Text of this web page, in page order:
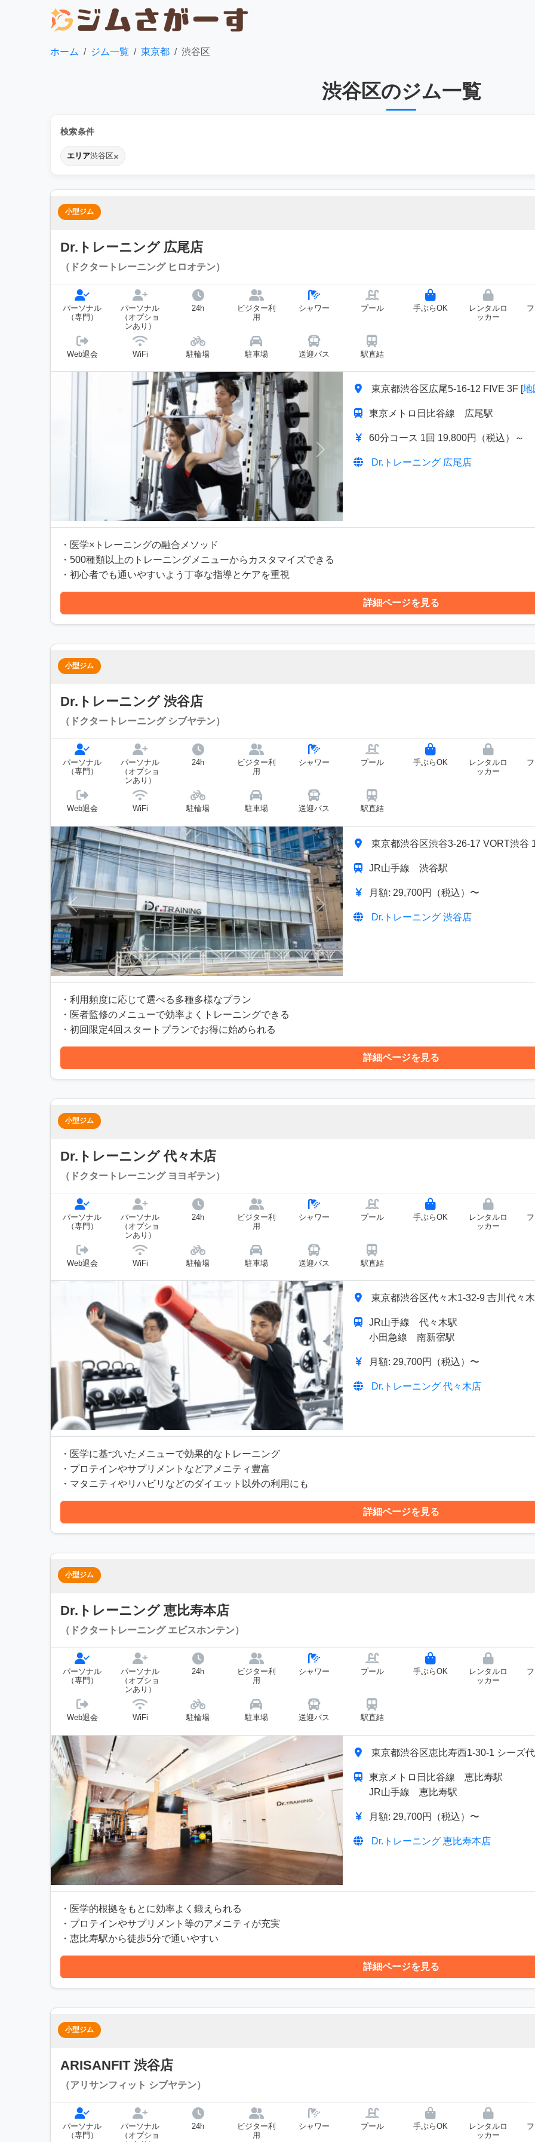
ホーム ジム一覧 東京都 渋谷区
渋谷区のジム一覧
検索条件
エリア渋谷区×
小型ジム
Dr.トレーニング 広尾店
（ドクタートレーニング ヒロオテン）
パーソナル
（専門）
パーソナル
（オプショ
ンあり）
24h
ビジター利
用
シャワー プール 手ぶらOK
レンタルロ
ッカー
Web退会 WiFi 駐輪場 駐車場 送迎バス 駅直結
前へ 次へ
東京都渋谷区広尾5-16-12 FIVE 3F [地
東京メトロ日比谷線 広尾駅
60分コース 1回 19,800円（税込）～
Dr.トレーニング 広尾店
・医学×トレーニングの融合メソッド
・500種類以上のトレーニングメニューからカスタマイズできる
・初心者でも通いやすいよう丁寧な指導とケアを重視
詳細ページを見る
小型ジム
Dr.トレーニング 渋谷店
（ドクタートレーニング シブヤテン）
パーソナル
（専門）
パーソナル
（オプショ
ンあり）
24h
ビジター利
用
シャワー プール 手ぶらOK
レンタルロ
ッカー
Web退会 WiFi 駐輪場 駐車場 送迎バス 駅直結
前へ 次へ
東京都渋谷区渋谷3-26-17 VORT渋谷
JR山手線 渋谷駅
月額: 29,700円（税込）〜
Dr.トレーニング 渋谷店
・利用頻度に応じて選べる多種多様なプラン
・医者監修のメニューで効率よくトレーニングできる
・初回限定4回スタートプランでお得に始められる
詳細ページを見る
小型ジム
Dr.トレーニング 代々木店
（ドクタートレーニング ヨヨギテン）
パーソナル
（専門）
パーソナル
（オプショ
ンあり）
24h
ビジター利
用
シャワー プール 手ぶらOK
レンタルロ
ッカー
Web退会 WiFi 駐輪場 駐車場 送迎バス 駅直結
前へ 次へ
東京都渋谷区代々木1-32-9 吉川代々
JR山手線 代々木駅
小田急線 南新宿駅
月額: 29,700円（税込）〜
Dr.トレーニング 代々木店
・医学に基づいたメニューで効果的なトレーニング
・プロテインやサプリメントなどアメニティ豊富
・マタニティやリハビリなどのダイエット以外の利用にも
詳細ページを見る
小型ジム
Dr.トレーニング 恵比寿本店
（ドクタートレーニング エビスホンテン）
パーソナル
（専門）
パーソナル
（オプショ
ンあり）
24h
ビジター利
用
シャワー プール 手ぶらOK
レンタルロ
ッカー
Web退会 WiFi 駐輪場 駐車場 送迎バス 駅直結
前へ 次へ
東京都渋谷区恵比寿西1-30-1 シーズ
東京メトロ日比谷線 恵比寿駅
JR山手線 恵比寿駅
月額: 29,700円（税込）〜
Dr.トレーニング 恵比寿本店
・医学的根拠をもとに効率よく鍛えられる
・プロテインやサプリメント等のアメニティが充実
・恵比寿駅から徒歩5分で通いやすい
詳細ページを見る
小型ジム
ARISANFIT 渋谷店
（アリサンフィット シブヤテン）
パーソナル
（専門）
パーソナル
（オプショ
24h
ビジター利
用
シャワー プール 手ぶらOK
レンタルロ
ッカー